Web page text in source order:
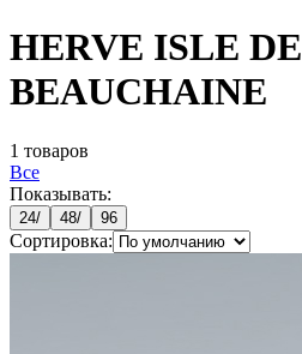
HERVE ISLE DE
BEAUCHAINE
1 товаров
Все
Показывать:
24/ 48/ 96
Сортировка: